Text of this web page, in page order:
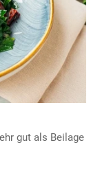
gut als Beilage